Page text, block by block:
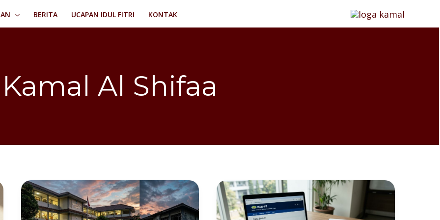
BERITA UCAPAN IDUL FITRI KONTAK
Kamal Al Shifaa
Drama
Zonasi
SPMB
Akreditasi
Kampus
2026: